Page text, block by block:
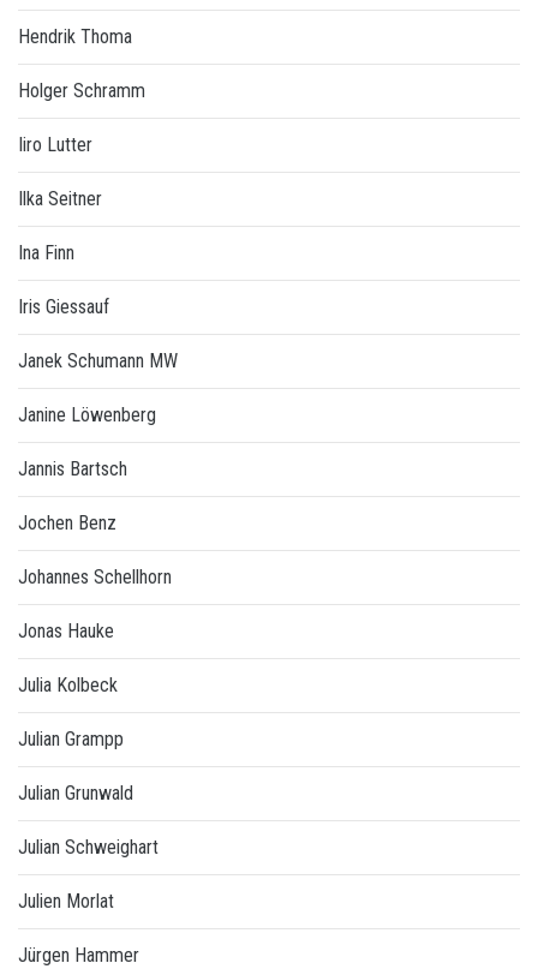
Hendrik Thoma
Holger Schramm
Iiro Lutter
Ilka Seitner
Ina Finn
Iris Giessauf
Janek Schumann MW
Janine Löwenberg
Jannis Bartsch
Jochen Benz
Johannes Schellhorn
Jonas Hauke
Julia Kolbeck
Julian Grampp
Julian Grunwald
Julian Schweighart
Julien Morlat
Jürgen Hammer